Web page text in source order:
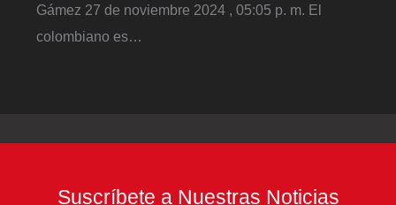
Gámez 27 de noviembre 2024 , 05:05 p. m. El
colombiano es…
Suscríbete a Nuestras Noticias